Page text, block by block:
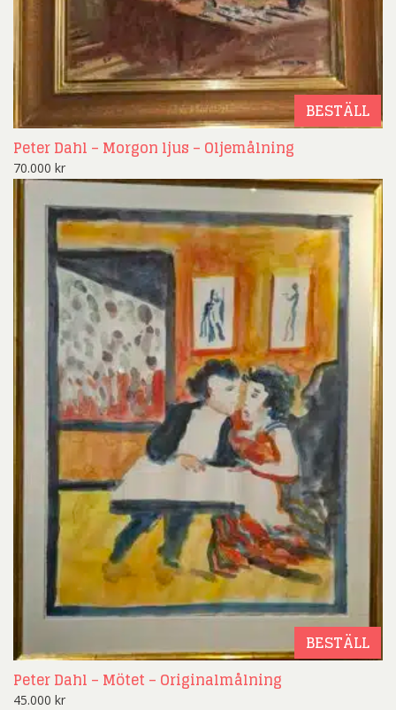
BESTÄLL
Peter Dahl – Morgon ljus – Oljemålning
70.000 kr
BESTÄLL
Peter Dahl – Mötet – Originalmålning
45.000 kr